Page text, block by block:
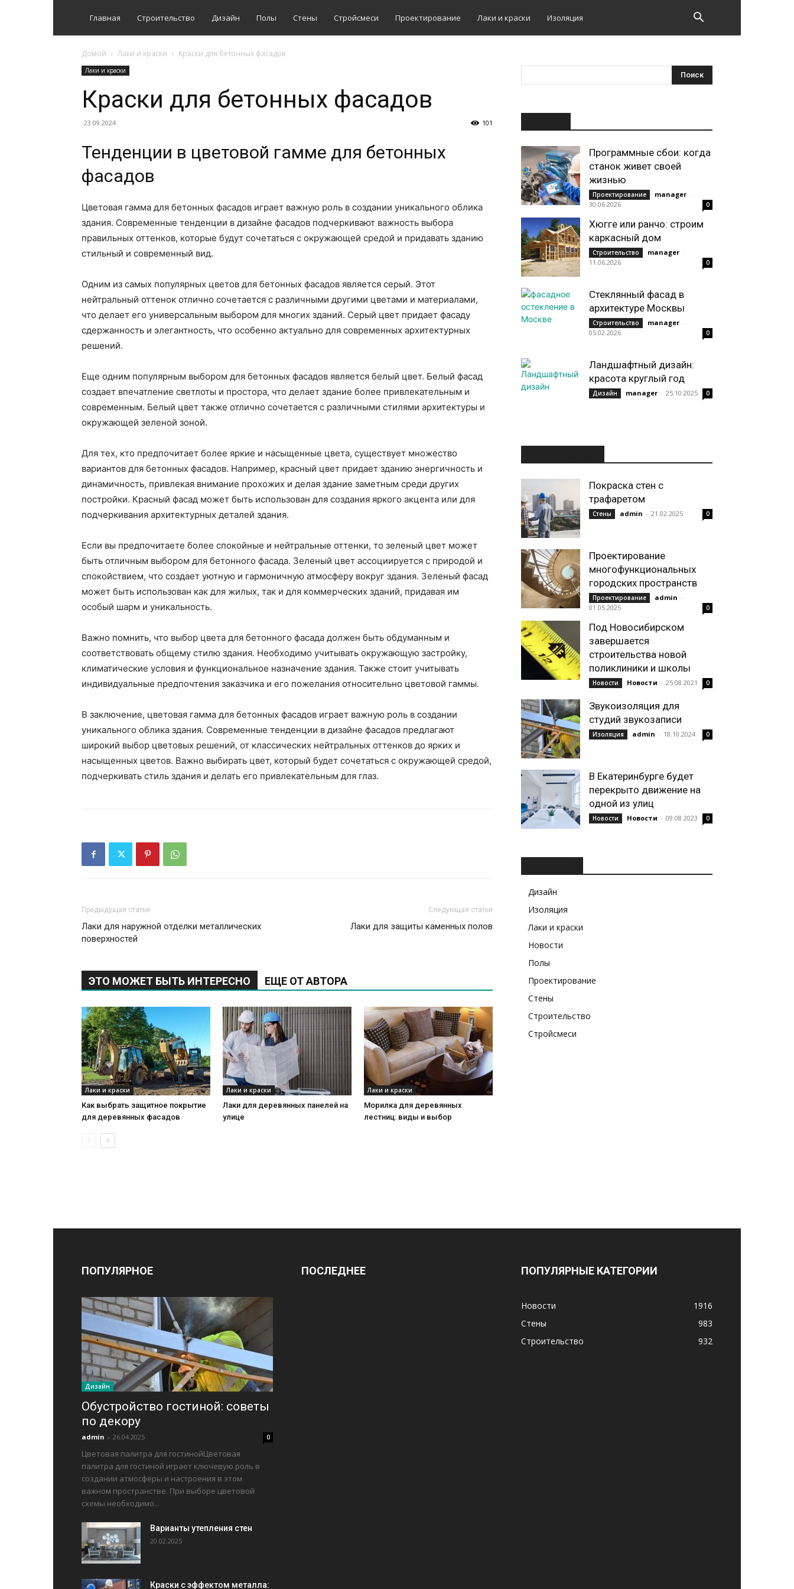
Главная Строительство Дизайн Полы Стены Стройсмеси Проектирование Лаки и краски Изоляция
Домой Лаки и краски Краски для бетонных фасадов
Лаки и краски
Краски для бетонных фасадов
23.09.2024 101
Тенденции в цветовой гамме для бетонных
фасадов
Цветовая гамма для бетонных фасадов играет важную роль в создании уникального облика
здания. Современные тенденции в дизайне фасадов подчеркивают важность выбора
правильных оттенков, которые будут сочетаться с окружающей средой и придавать зданию
стильный и современный вид.
Одним из самых популярных цветов для бетонных фасадов является серый. Этот
нейтральный оттенок отлично сочетается с различными другими цветами и материалами,
что делает его универсальным выбором для многих зданий. Серый цвет придает фасаду
сдержанность и элегантность, что особенно актуально для современных архитектурных
решений.
Еще одним популярным выбором для бетонных фасадов является белый цвет. Белый фасад
создает впечатление светлоты и простора, что делает здание более привлекательным и
современным. Белый цвет также отлично сочетается с различными стилями архитектуры и
окружающей зеленой зоной.
Для тех, кто предпочитает более яркие и насыщенные цвета, существует множество
вариантов для бетонных фасадов. Например, красный цвет придает зданию энергичность и
динамичность, привлекая внимание прохожих и делая здание заметным среди других
постройки. Красный фасад может быть использован для создания яркого акцента или для
подчеркивания архитектурных деталей здания.
Если вы предпочитаете более спокойные и нейтральные оттенки, то зеленый цвет может
быть отличным выбором для бетонного фасада. Зеленый цвет ассоциируется с природой и
спокойствием, что создает уютную и гармоничную атмосферу вокруг здания. Зеленый фасад
может быть использован как для жилых, так и для коммерческих зданий, придавая им
особый шарм и уникальность.
Важно помнить, что выбор цвета для бетонного фасада должен быть обдуманным и
соответствовать общему стилю здания. Необходимо учитывать окружающую застройку,
климатические условия и функциональное назначение здания. Также стоит учитывать
индивидуальные предпочтения заказчика и его пожелания относительно цветовой гаммы.
В заключение, цветовая гамма для бетонных фасадов играет важную роль в создании
уникального облика здания. Современные тенденции в дизайне фасадов предлагают
широкий выбор цветовых решений, от классических нейтральных оттенков до ярких и
насыщенных цветов. Важно выбирать цвет, который будет сочетаться с окружающей средой,
подчеркивать стиль здания и делать его привлекательным для глаз.
Предыдущая статья
Лаки для наружной отделки металлических
поверхностей
Следующая статья
Лаки для защиты каменных полов
ЭТО МОЖЕТ БЫТЬ ИНТЕРЕСНО ЕЩЕ ОТ АВТОРА
Лаки и краски
Как выбрать защитное покрытие
для деревянных фасадов
Лаки и краски
Лаки для деревянных панелей на
улице
Лаки и краски
Морилка для деревянных
лестниц: виды и выбор
Программные сбои: когда
станок живет своей
жизнью
Проектирование manager -
30.06.2026
0
Хюгге или ранчо: строим
каркасный дом
Строительство manager -
11.06.2026
0
Стеклянный фасад в
архитектуре Москвы
Строительство manager -
05.02.2026
0
Ландшафтный дизайн:
красота круглый год
Дизайн manager - 25.10.2025 0
Покраска стен с
трафаретом
Стены admin - 21.02.2025 0
Проектирование
многофункциональных
городских пространств
Проектирование admin -
01.05.2025
0
Под Новосибирском
завершается
строительства новой
поликлиники и школы
Новости Новости - 25.08.2021 0
Звукоизоляция для
студий звукозаписи
Изоляция admin - 18.10.2024 0
В Екатеринбурге будет
перекрыто движение на
одной из улиц
Новости Новости - 09.08.2023 0
Дизайн
Изоляция
Лаки и краски
Новости
Полы
Проектирование
Стены
Строительство
Стройсмеси
ПОПУЛЯРНОЕ
Дизайн
Обустройство гостиной: советы
по декору
admin - 26.04.2025 0
Цветовая палитра для гостинойЦветовая
палитра для гостиной играет ключевую роль в
создании атмосферы и настроения в этом
важном пространстве. При выборе цветовой
схемы необходимо...
Варианты утепления стен
20.02.2025
Краски с эффектом металла:
ПОСЛЕДНЕЕ ПОПУЛЯРНЫЕ КАТЕГОРИИ
Новости
1916
Стены
983
Строительство
932